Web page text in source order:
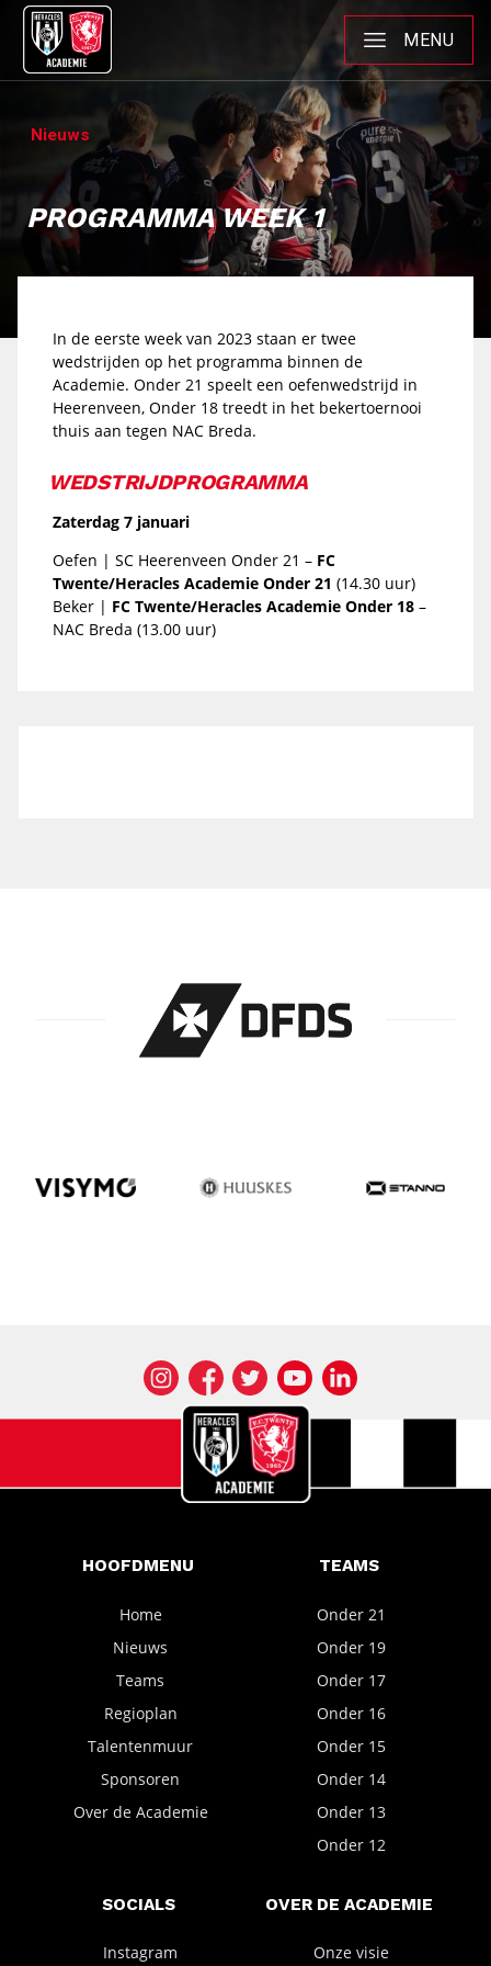
MENU
Nieuws
PROGRAMMA WEEK 1
In de eerste week van 2023 staan er twee
wedstrijden op het programma binnen de
Academie. Onder 21 speelt een oefenwedstrijd in
Heerenveen, Onder 18 treedt in het bekertoernooi
thuis aan tegen NAC Breda.
WEDSTRIJDPROGRAMMA
Zaterdag 7 januari
Oefen | SC Heerenveen Onder 21 – FC
Twente/Heracles Academie Onder 21 (14.30 uur)
Beker | FC Twente/Heracles Academie Onder 18 –
NAC Breda (13.00 uur)
HOOFDMENU
Home
Nieuws
Teams
Regioplan
Talentenmuur
Sponsoren
Over de Academie
TEAMS
Onder 21
Onder 19
Onder 17
Onder 16
Onder 15
Onder 14
Onder 13
Onder 12
SOCIALS
Instagram
OVER DE ACADEMIE
Onze visie